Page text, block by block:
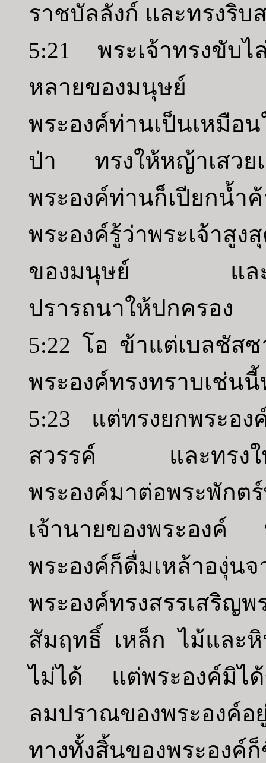
ราชบัลลังก์ และทรงริบ
5:21 พระเจ้าทรงขับไ
หลายของมนุษย์ แล
พระองค์ท่านเป็นเหมือ
ป่า ทรงให้หญ้าเสวย
พระองค์ท่านก็เปียก
พระองค์รู้ว่าพระเจ้าสู
ของมนุษย์ และทรง
ปรารถนาให้ปกครอง
5:22 โอ ข้าแต่เบลชัส
พระองค์ทรงทราบเช่น
5:23 แต่ทรงยกพระอง
สวรรค์ และทรงให้
พระองค์มาต่อพระพัก
เจ้านายของพระอง
พระองค์ก็ดื่มเหล้าอ
พระองค์ทรงสรรเสริญ
สัมฤทธิ์ เหล็ก ไม้และ
ไม่ได้ แต่พระองค์มิได้
ลมปราณของพระองค์อ
ทางทั้งสิ้นของพระองค์